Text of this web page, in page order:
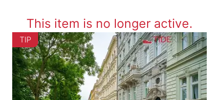
This item is no longer active.
TIP